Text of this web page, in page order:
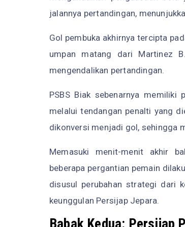
jalannya pertandingan,
Gol pembuka akhirnya tercipta
umpan matang dari Martinez
mengendalikan pertandingan.
PSBS Biak sebenarnya
melalui tendangan penalti yang
dikonversi menjadi gol, sehingga
Memasuki menit-menit akhir
beberapa pergantian pemain
disusul perubahan strategi dari
keunggulan Persijap Jepara.
Babak Kedua: Persijap